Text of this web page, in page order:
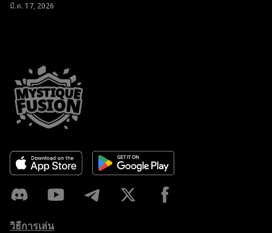
มี.ค. 17, 2026
วิธีการเล่น